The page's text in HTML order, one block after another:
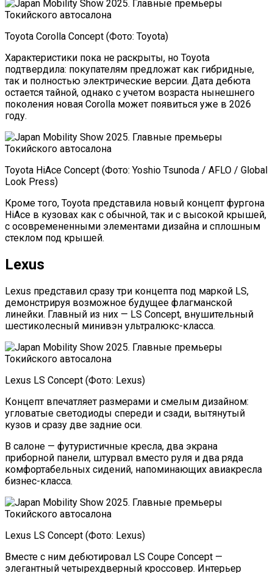
Toyota Corolla Concept (Фото: Toyota)
Характеристики пока не раскрыты, но Toyota
подтвердила: покупателям предложат как гибридные,
так и полностью электрические версии. Дата дебюта
остается тайной, однако с учетом возраста нынешнего
поколения новая Corolla может появиться уже в 2026
году.
Toyota HiAce Concept (Фото: Yoshio Tsunoda / AFLO / Global
Look Press)
Кроме того, Toyota представила новый концепт фургона
HiAce в кузовах как с обычной, так и с высокой крышей,
с осовремененными элементами дизайна и сплошным
стеклом под крышей.
Lexus
Lexus представил сразу три концепта под маркой LS,
демонстрируя возможное будущее флагманской
линейки. Главный из них — LS Concept, внушительный
шестиколесный минивэн ультралюкс-класса.
Lexus LS Concept (Фото: Lexus)
Концепт впечатляет размерами и смелым дизайном:
угловатые светодиоды спереди и сзади, вытянутый
кузов и сразу две задние оси.
В салоне — футуристичные кресла, два экрана
приборной панели, штурвал вместо руля и два ряда
комфортабельных сидений, напоминающих авиакресла
бизнес-класса.
Lexus LS Concept (Фото: Lexus)
Вместе с ним дебютировал LS Coupe Concept —
элегантный четырехдверный кроссовер. Интерьер